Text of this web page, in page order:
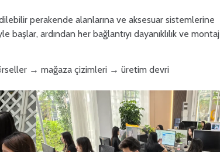
perakende alanlarına ve aksesuar sistemlerine
ardından her bağlantıyı dayanıklılık ve montaj
→ mağaza çizimleri → üretim devri